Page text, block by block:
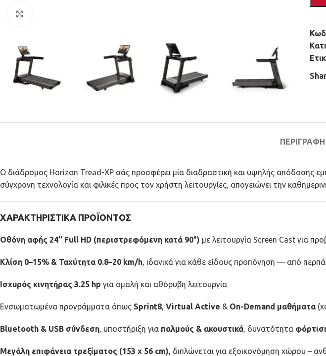
ΠΕΡΙΓΡΑΦΉ
Ο διάδρομος Horizon Tread-XP σάς προσφέρει μία διαδραστική και υψηλής απόδοσης
σύγχρονη τεχνολογία και φιλικές προς τον χρήστη λειτουργίες, απογειώνει την
ΧΑΡΑΚΤΗΡΙΣΤΙΚΑ ΠΡΟΪΟΝΤΟΣ
Οθόνη αφής 24’’ Full HD (περιστρεφόμενη κατά 90°) με λειτουργία Screen Cast για
Κλίση 0–15% & Ταχύτητα 0.8–20 km/h, ιδανικά για κάθε είδους προπόνηση — από
Ισχυρός κινητήρας 3.25 hp για ομαλή και αθόρυβη λειτουργία
Ενσωματωμένα προγράμματα όπως Sprint8, Virtual Active & On-Demand μαθήματα
Bluetooth & USB σύνδεση, υποστήριξη για παλμούς & ακουστικά, δυνατότητα
Μεγάλη επιφάνεια τρεξίματος (153 x 56 cm), διπλώνεται για εξοικονόμηση χώρου –